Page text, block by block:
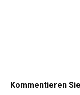
Kommentieren